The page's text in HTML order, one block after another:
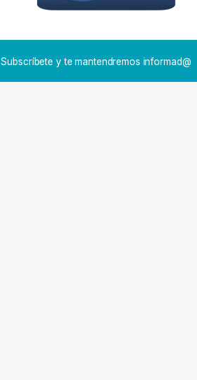
Subscríbete y te mantendremos informad@